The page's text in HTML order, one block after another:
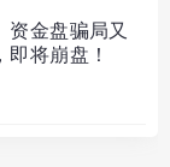
资金盘骗局又
将崩盘！